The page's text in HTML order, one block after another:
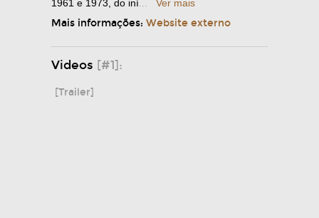
1961 e 1973, do iní
Ver mais
Mais informações: Website externo
Videos [#1]:
[Trailer]